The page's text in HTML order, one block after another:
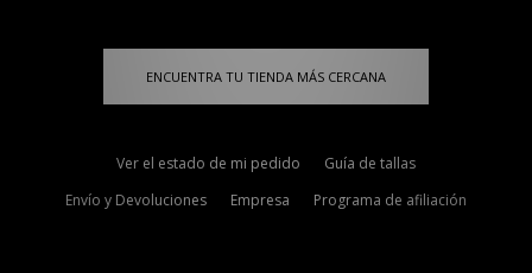
ENCUENTRA TU TIENDA MÁS CERCANA
Ver el estado de mi pedido
Guía de tallas
Envío y Devoluciones
Empresa Programa de afiliación